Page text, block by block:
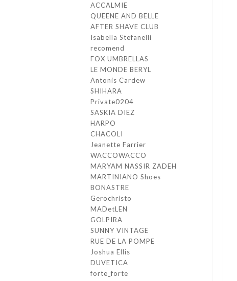
ACCALMIE
QUEENE AND BELLE
AFTER SHAVE CLUB
Isabella Stefanelli
recomend
FOX UMBRELLAS
LE MONDE BERYL
Antonis Cardew
SHIHARA
Private0204
SASKIA DIEZ
HARPO
CHACOLI
Jeanette Farrier
WACCOWACCO
MARYAM NASSIR ZADEH
MARTINIANO Shoes
BONASTRE
Gerochristo
MADetLEN
GOLPIRA
SUNNY VINTAGE
RUE DE LA POMPE
Joshua Ellis
DUVETICA
forte_forte